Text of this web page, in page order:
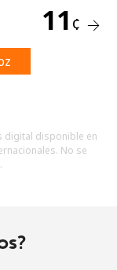
de acuerdo con
11 ¢
digital disponible en
No se